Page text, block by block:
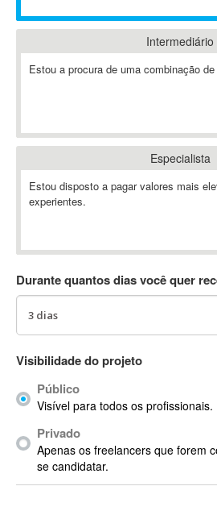
ABIS
Ableton
Ableton Live
Abstract Window Toolkit (AWT)
AC Drives
AC3
ACID Pro
ACPI
ACT
Actian
Actimize
ActionScript
ActionScript 3
Intermediário
Estou a procura de uma combinação
Especialista
Estou disposto a pagar valores mais
experientes.
Durante quantos dias você quer
Visibilidade do projeto
Público
Visível para todos os profissionais.
Privado
Apenas os freelancers que forem
se candidatar.